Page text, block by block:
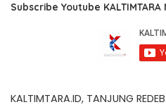
Subscribe Youtube KALTIMTARA
KALTIMTARA.ID, TANJUNG